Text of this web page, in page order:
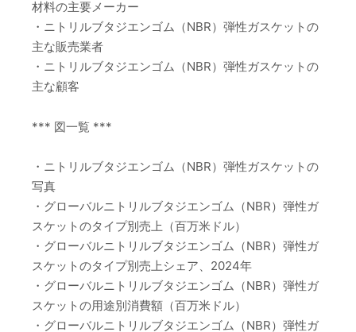
材料の主要メーカー
・ニトリルブタジエンゴム（NBR）弾性ガスケットの
主な販売業者
・ニトリルブタジエンゴム（NBR）弾性ガスケットの
主な顧客
*** 図一覧 ***
・ニトリルブタジエンゴム（NBR）弾性ガスケットの
写真
・グローバルニトリルブタジエンゴム（NBR）弾性ガ
スケットのタイプ別売上（百万米ドル）
・グローバルニトリルブタジエンゴム（NBR）弾性ガ
スケットのタイプ別売上シェア、2024年
・グローバルニトリルブタジエンゴム（NBR）弾性ガ
スケットの用途別消費額（百万米ドル）
・グローバルニトリルブタジエンゴム（NBR）弾性ガ